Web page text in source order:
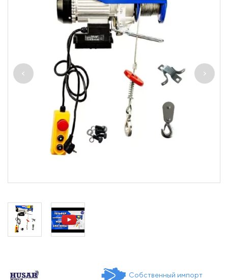
Собственный импорт